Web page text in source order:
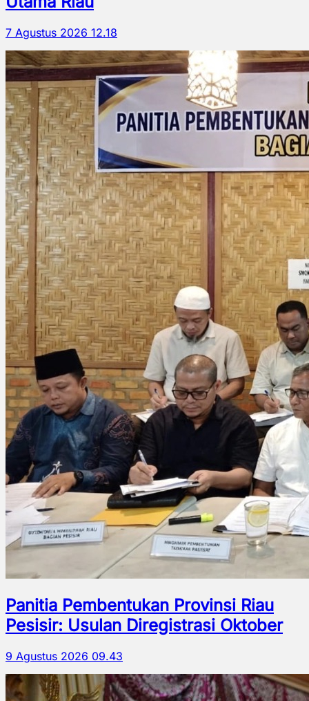
7 Agustus 2026 12.18
Panitia Pembentukan Provinsi Riau
Pesisir: Usulan Diregistrasi Oktober
9 Agustus 2026 09.43